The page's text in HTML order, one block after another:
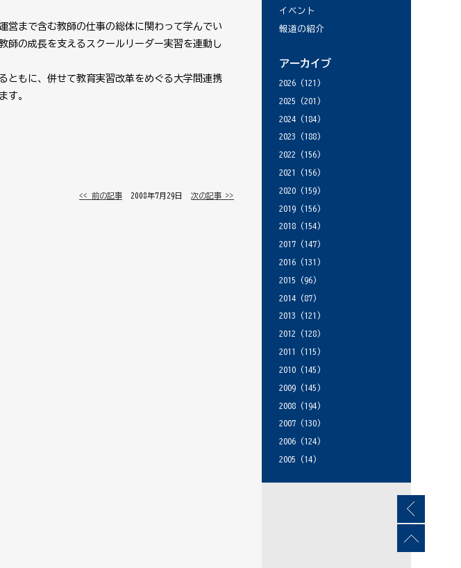
まで含む教師の仕事の総体に関わって学んでい
師の成長を支えるスクールリーダー実習を連動し
ともに、併せて教育実習改革をめぐる大学間連携
す。
<< 前の記事 │ 2008年7月29日 │ 次の記事 >>
イベント
報道の紹介
アーカイブ
2026 (121)
2025 (201)
2024 (184)
2023 (188)
2022 (156)
2021
(156)
2020 (159)
2019 (156)
2018 (154)
2017 (147)
2016 (131)
2015 (96)
2014 (87)
2013 (121)
2012 (128)
2011
(115)
2010 (145)
2009 (145)
2008 (194)
2007 (130)
2006 (124)
2005 (14)